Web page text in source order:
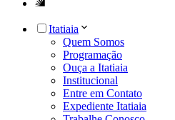
Itatiaia
Quem Somos
Programação
Ouça a Itatiaia
Institucional
Entre em Contato
Expediente Itatiaia